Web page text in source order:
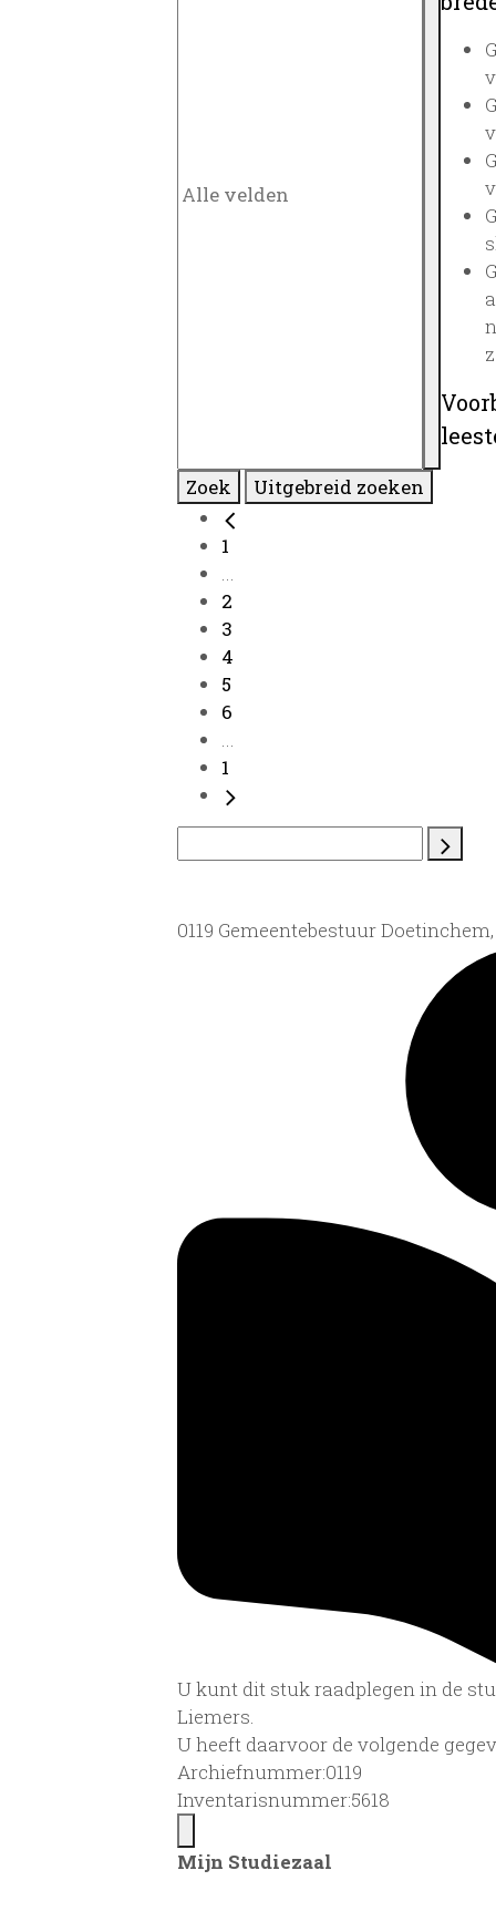
Zoek Uitgebreid zoeken
1
...
2
3
4
5
6
...
1
0119 Gemeentebestuur
U kunt dit stuk raadplegen in de
Liemers.
U heeft daarvoor de volgende
Archiefnummer:0119
Inventarisnummer:5618
Mijn Studiezaal